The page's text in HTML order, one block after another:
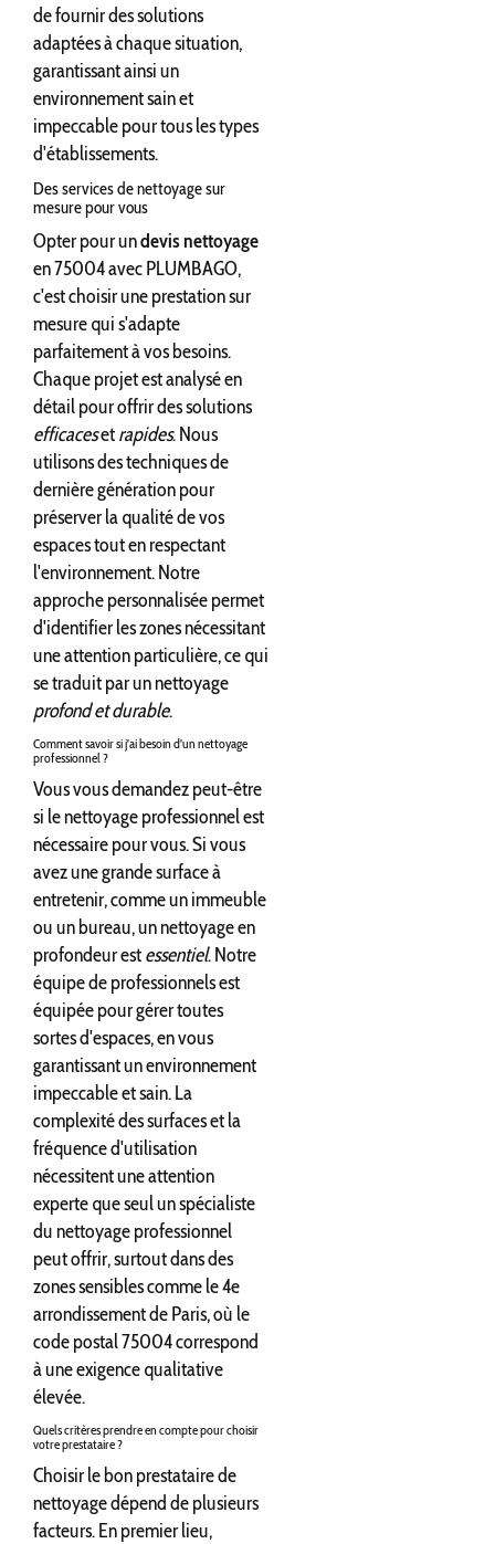
de fournir des solutions
adaptées à chaque situation,
garantissant ainsi un
environnement sain et
impeccable pour tous les types
d'établissements.
Des services de nettoyage sur
mesure pour vous
Opter pour undevis nettoyage
en 75004 avec PLUMBAGO,
c'est choisir une prestation sur
mesure qui s'adapte
parfaitement à vos besoins.
Chaque projet est analysé en
détail pour offrir des solutions
efficacesetrapides. Nous
utilisons des techniques de
dernière génération pour
préserver la qualité de vos
espaces tout en respectant
l'environnement. Notre
approche personnalisée permet
d'identifier les zones nécessitant
une attention particulière, ce qui
se traduit par un nettoyage
profond et durable.
Comment savoir si j'ai besoin d'un nettoyage
professionnel ?
Vous vous demandez peut-être
si le nettoyage professionnel est
nécessaire pour vous. Si vous
avez une grande surface à
entretenir, comme un immeuble
ou un bureau, un nettoyage en
profondeur estessentiel. Notre
équipe de professionnels est
équipée pour gérer toutes
sortes d'espaces, en vous
garantissant un environnement
impeccable et sain. La
complexité des surfaces et la
fréquence d'utilisation
nécessitent une attention
experte que seul un spécialiste
du nettoyage professionnel
peut offrir, surtout dans des
zones sensibles comme le 4e
arrondissement de Paris, où le
code postal 75004 correspond
à une exigence qualitative
élevée.
Quels critères prendre en compte pour choisir
votre prestataire ?
Choisir le bon prestataire de
nettoyage dépend de plusieurs
facteurs. En premier lieu,